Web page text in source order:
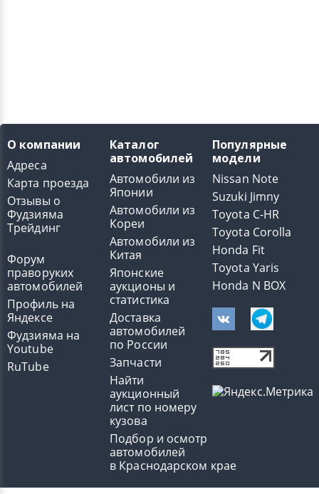
О компании
Адреса
Карта проезда
Отзывы о
Фудзияма
Трейдинг
Форум
праворуких
автомобилей
Профиль на
Яндексе
Фудзияма на
Youtube
RuTube
Каталог
автомобилей
Автомобили из
Японии
Автомобили из
Кореи
Автомобили из
Китая
Японские
аукционы и
статистика
Доставка
автомобилей
по России
Запчасти
Найти
аукционный
лист по номеру
кузова
Подбор и осмотр
автомобилей
в Краснодарском крае
Популярные
модели
Nissan Note
Suzuki Jimny
Toyota C-HR
Toyota Corolla
Honda Fit
Toyota Yaris
Honda N BOX